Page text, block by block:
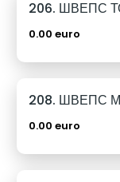
206. ШВЕПС
0.00 euro
0.00 euro